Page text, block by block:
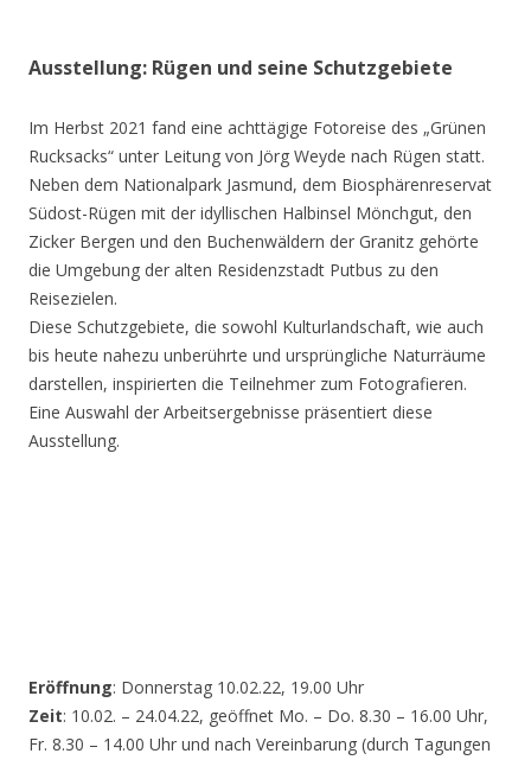
Ausstellung: Rügen und seine Schutzgebiete
Im Herbst 2021 fand eine achttägige Fotoreise des „Grünen
Rucksacks“ unter Leitung von Jörg Weyde nach Rügen statt.
Neben dem Nationalpark Jasmund, dem Biosphärenreservat
Südost-Rügen mit der idyllischen Halbinsel Mönchgut, den
Zicker Bergen und den Buchenwäldern der Granitz gehörte
die Umgebung der alten Residenzstadt Putbus zu den
Reisezielen.
Diese Schutzgebiete, die sowohl Kulturlandschaft, wie auch
bis heute nahezu unberührte und ursprüngliche Naturräume
darstellen, inspirierten die Teilnehmer zum Fotografieren.
Eine Auswahl der Arbeitsergebnisse präsentiert diese
Ausstellung.
Eröffnung: Donnerstag 10.02.22, 19.00 Uhr
Zeit: 10.02. – 24.04.22, geöffnet Mo. – Do. 8.30 – 16.00 Uhr,
Fr. 8.30 – 14.00 Uhr und nach Vereinbarung (durch Tagungen